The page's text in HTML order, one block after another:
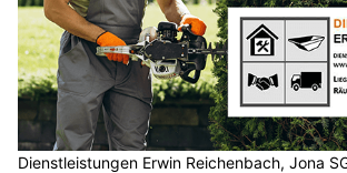
Dienstleistungen Erwin Reichenbach, Jona